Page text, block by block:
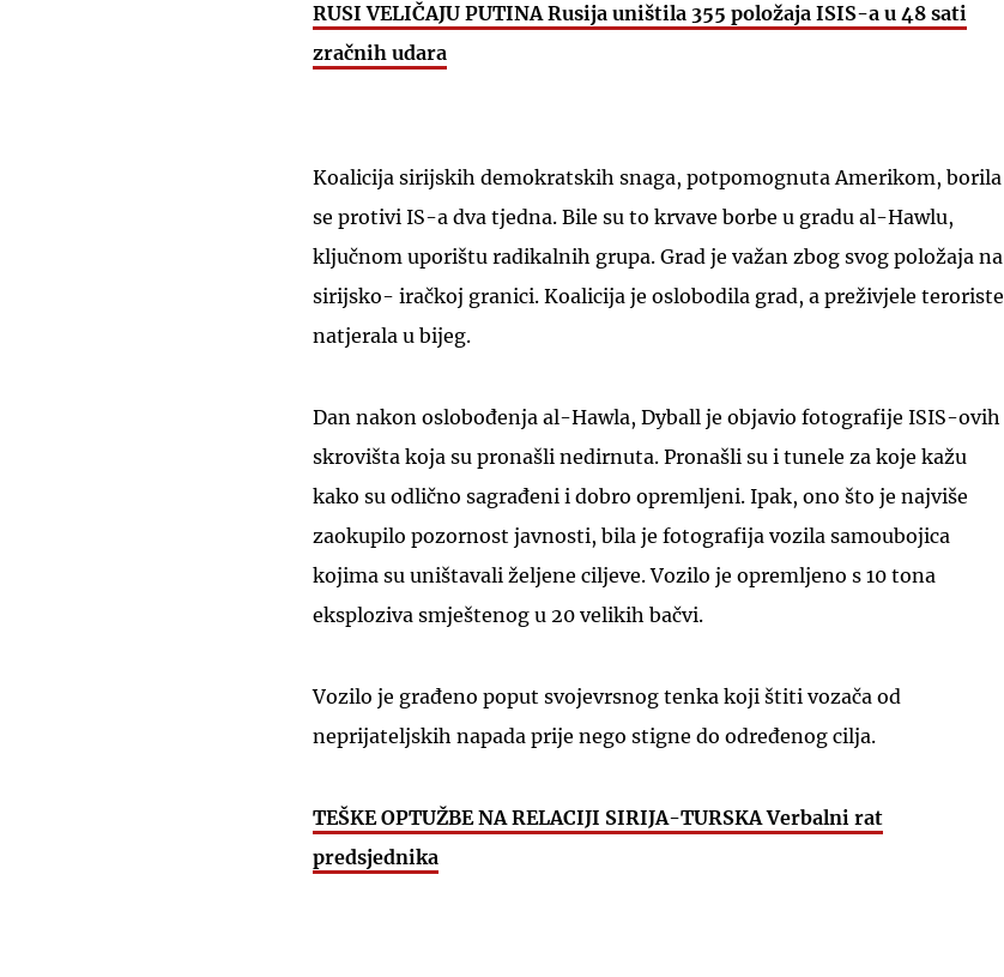
RUSI VELIČAJU PUTINA Rusija uništila 355 položaja ISIS-a u 48 sati
zračnih udara
Koalicija sirijskih demokratskih snaga, potpomognuta Amerikom, borila
se protivi IS-a dva tjedna. Bile su to krvave borbe u gradu al-Hawlu,
ključnom uporištu radikalnih grupa. Grad je važan zbog svog položaja na
sirijsko- iračkoj granici. Koalicija je oslobodila grad, a preživjele teroriste
natjerala u bijeg.
Dan nakon oslobođenja al-Hawla, Dyball je objavio fotografije ISIS-ovih
skrovišta koja su pronašli nedirnuta. Pronašli su i tunele za koje kažu
kako su odlično sagrađeni i dobro opremljeni. Ipak, ono što je najviše
zaokupilo pozornost javnosti, bila je fotografija vozila samoubojica
kojima su uništavali željene ciljeve. Vozilo je opremljeno s 10 tona
eksploziva smještenog u 20 velikih bačvi.
Vozilo je građeno poput svojevrsnog tenka koji štiti vozača od
neprijateljskih napada prije nego stigne do određenog cilja.
TEŠKE OPTUŽBE NA RELACIJI SIRIJA-TURSKA Verbalni rat
predsjednika
UKLJUČITE NOTIFIKACIJE